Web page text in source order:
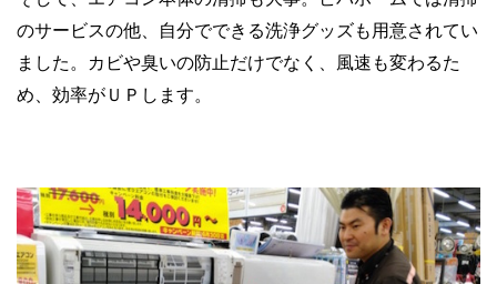
のサービスの他、自分でできる洗浄グッズも用意されてい
ました。カビや臭いの防止だけでなく、風速も変わるた
め、効率がＵＰします。